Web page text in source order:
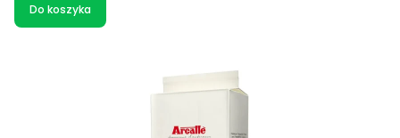
Do koszyka